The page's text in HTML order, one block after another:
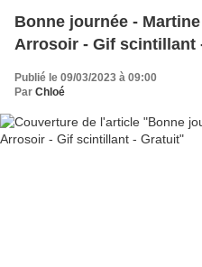
Bonne journée -
Arrosoir - Gif scintillant
Publié le 09/03/2023 à 09:00
Par Chloé